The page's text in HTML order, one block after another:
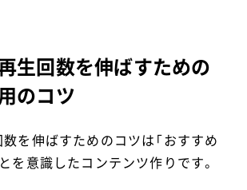
生回数を伸ばすための
のコツ
を伸ばすためのコツは「おすすめ
を意識したコンテンツ作りです。